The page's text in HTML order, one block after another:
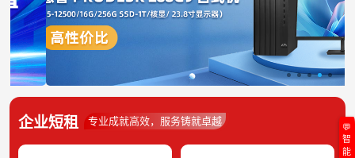
企业短租 专业成就高效，服务铸就卓越
💬
智
能